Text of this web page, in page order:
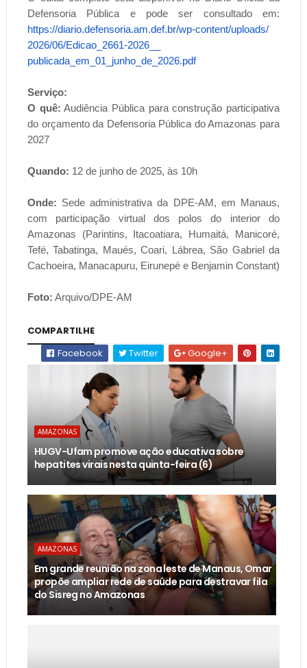
Defensoria Pública e pode ser consultado em:
https://diario.defensoria.am.def.br/wp-content/uploads/
2026/06/Edicao_2661-2026__
publicada_em_01_junho_de_2026.pdf
Serviço:
O quê: Audiência Pública para construção participativa
do orçamento da Defensoria Pública do Amazonas para
2027
Quando: 12 de junho de 2025, às 10h
Onde: Sede administrativa da DPE-AM, em Manaus,
com participação virtual dos polos do interior do
Amazonas (Parintins, Itacoatiara, Humaitá, Manicoré,
Tefé, Tabatinga, Maués, Coari, Lábrea, São Gabriel da
Cachoeira, Manacapuru, Eirunepé e Benjamin Constant)
Foto: Arquivo/DPE-AM
COMPARTILHE
Facebook
Twitter Google+
AMAZONAS
HUGV-Ufam promove ação educativa sobre
hepatites virais nesta quinta-feira (6)
AMAZONAS
Em grande reunião na zona leste de Manaus, Omar
propõe ampliar rede de saúde para destravar fila
do Sisreg no Amazonas